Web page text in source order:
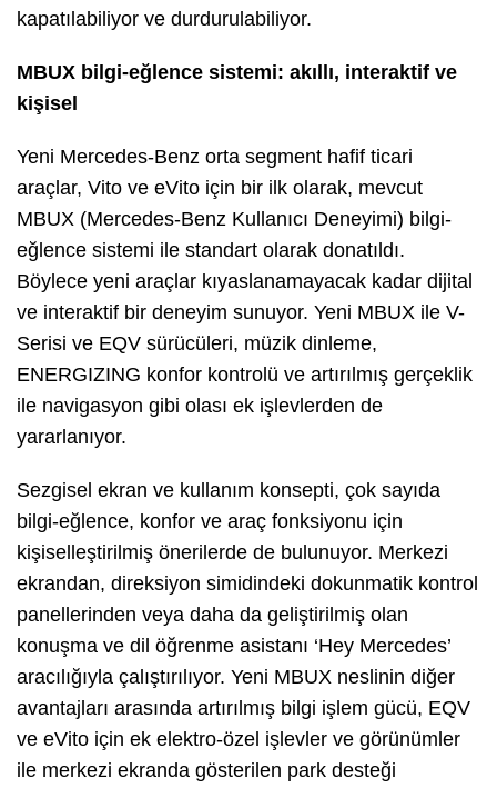
kapatılabiliyor ve durdurulabiliyor.
MBUX bilgi-eğlence sistemi: akıllı, interaktif ve
kişisel
Yeni Mercedes-Benz orta segment hafif ticari
araçlar, Vito ve eVito için bir ilk olarak, mevcut
MBUX (Mercedes-Benz Kullanıcı Deneyimi) bilgi-
eğlence sistemi ile standart olarak donatıldı.
Böylece yeni araçlar kıyaslanamayacak kadar dijital
ve interaktif bir deneyim sunuyor. Yeni MBUX ile V-
Serisi ve EQV sürücüleri, müzik dinleme,
ENERGIZING konfor kontrolü ve artırılmış gerçeklik
ile navigasyon gibi olası ek işlevlerden de
yararlanıyor.
Sezgisel ekran ve kullanım konsepti, çok sayıda
bilgi-eğlence, konfor ve araç fonksiyonu için
kişiselleştirilmiş önerilerde de bulunuyor. Merkezi
ekrandan, direksiyon simidindeki dokunmatik kontrol
panellerinden veya daha da geliştirilmiş olan
konuşma ve dil öğrenme asistanı ‘Hey Mercedes’
aracılığıyla çalıştırılıyor. Yeni MBUX neslinin diğer
avantajları arasında artırılmış bilgi işlem gücü, EQV
ve eVito için ek elektro-özel işlevler ve görünümler
ile merkezi ekranda gösterilen park desteği